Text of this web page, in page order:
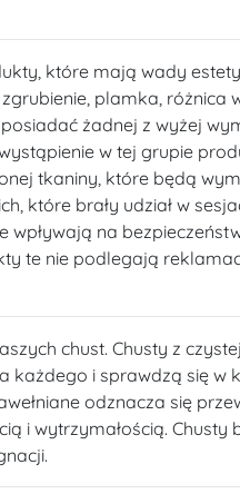
które mają wady
plamka, różnica
żadnej z wyżej
w tej grupie
tkaniny, które będą
które brały udział w
wpływają na
te nie podlegają
chust. Chusty z
każdego i sprawdzą się w
odznacza się
i wytrzymałością. Chusty